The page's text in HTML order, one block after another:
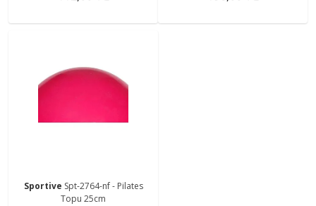
Sportive Spt-2764-nf - Pilates
Topu 25cm